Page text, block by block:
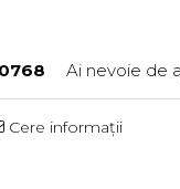
Ai nevoie de
Cere informații